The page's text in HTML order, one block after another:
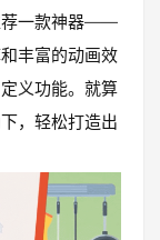
荐一款神器——
丰富的动画效
义功能。就算
，轻松打造出